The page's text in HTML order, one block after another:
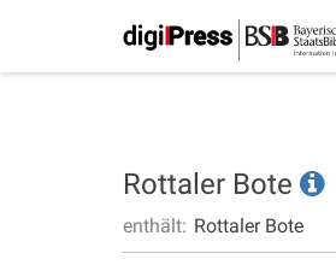
Rottaler Bote
enthält: Rottaler Bote